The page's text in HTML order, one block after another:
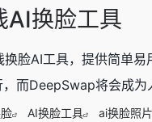
换脸工具
脸AI工具，提供简单
而DeepSwap将会成为
AI换脸工具 ai换脸照